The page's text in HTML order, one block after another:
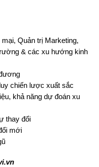
Quản trị Marketing,
& các xu hướng kinh
chiến lược xuất sắc
khả năng dự đoán xu
thay đổi
mới